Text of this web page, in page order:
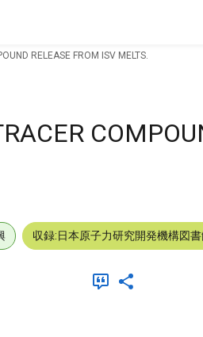
RELEASE FROM ISV MELTS.
収録:日本原子力研究開発機構図